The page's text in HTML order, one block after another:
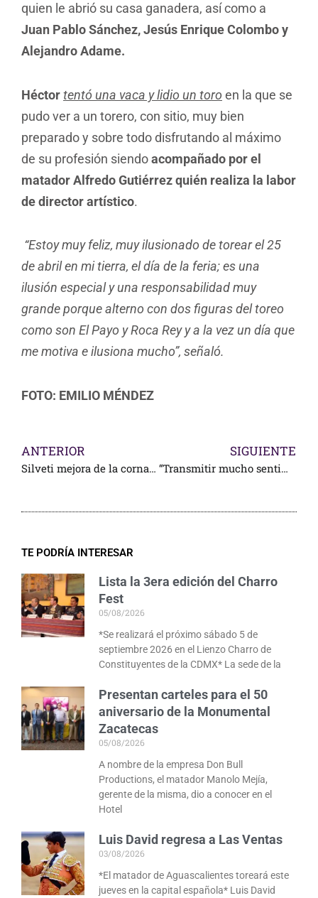
quien le abrió su casa ganadera, así como a
Juan Pablo Sánchez, Jesús Enrique Colombo y
Alejandro Adame.
Héctortentó una vaca y lidio un toro en la que se
pudo ver a un torero, con sitio, muy bien
preparado y sobre todo disfrutando al máximo
de su profesión siendoacompañado por el
matador Alfredo Gutiérrez quién realiza la labor
de director artístico.
“Estoy muy feliz, muy ilusionado de torear el 25
de abril en mi tierra, el día de la feria; es una
ilusión especial y una responsabilidad muy
grande porque alterno con dos figuras del toreo
como son El Payo y Roca Rey y a la vez un día que
me motiva e ilusiona mucho”, señaló.
FOTO: EMILIO MÉNDEZ
ANTERIOR
Silveti mejora de la cornada en “Aguas”
SIGUIENTE
“Transmitir mucho sentimiento”: Marco Pérez, rumbo a Ags
TE PODRÍA INTERESAR
Lista la 3era edición del Charro
Fest
05/08/2026
*Se realizará el próximo sábado 5 de
septiembre 2026 en el Lienzo Charro de
Constituyentes de la CDMX* La sede de la
Presentan carteles para el 50
aniversario de la Monumental
Zacatecas
05/08/2026
A nombre de la empresa Don Bull
Productions, el matador Manolo Mejía,
gerente de la misma, dio a conocer en el
Hotel
Luis David regresa a Las Ventas
03/08/2026
*El matador de Aguascalientes toreará este
jueves en la capital española* Luis David